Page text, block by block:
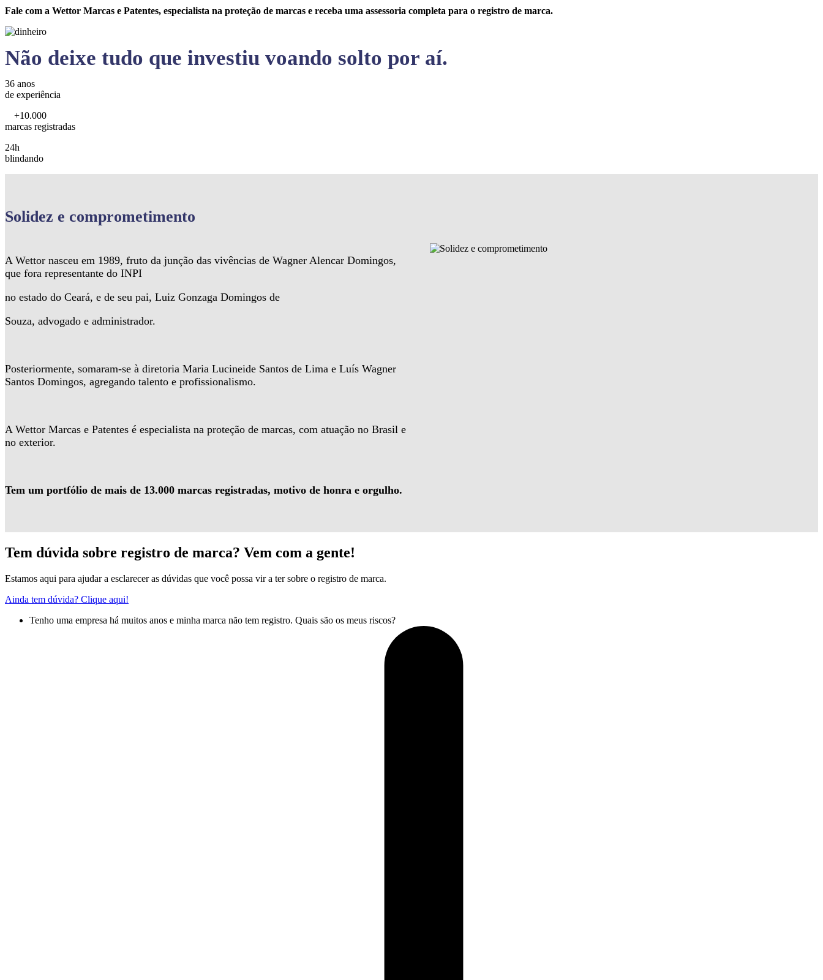
Fale com a Wettor Marcas e Patentes, especialista na proteção de marcas e receba uma assessoria completa para o registro de marca.
Não deixe tudo que investiu voando solto por aí.
36 anos
de experiência
+10.000
marcas registradas
24h
blindando
Solidez e comprometimento
A Wettor nasceu em 1989, fruto da junção das vivências de Wagner Alencar Domingos,
que fora representante do INPI
no estado do Ceará, e de seu pai, Luiz Gonzaga Domingos de
Souza, advogado e administrador.
Posteriormente, somaram-se à diretoria Maria Lucineide Santos de Lima e Luís Wagner
Santos Domingos, agregando talento e profissionalismo.
A Wettor Marcas e Patentes é especialista na proteção de marcas, com atuação no Brasil e
no exterior.
Tem um portfólio de mais de 13.000 marcas registradas, motivo de honra e orgulho.
Tem dúvida sobre registro de marca? Vem com a gente!
Estamos aqui para ajudar a esclarecer as dúvidas que você possa vir a ter sobre o registro de marca.
Ainda tem dúvida? Clique aqui!
Tenho uma empresa há muitos anos e minha marca não tem registro. Quais são os meus riscos?